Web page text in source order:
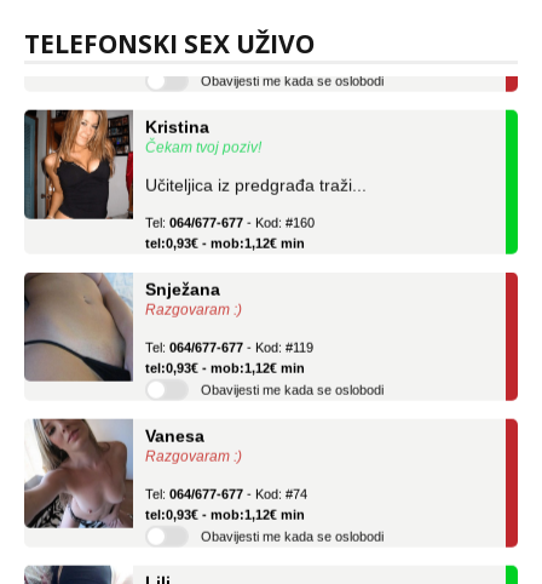
TELEFONSKI SEX UŽIVO
tel:0,93€ - mob:1,12€ min
Čekam tvoj poziv!
tel:0,93€ - mob:1,12€ min
Razgovaram :)
tel:0,93€ - mob:1,12€ min
Obavijesti me kada se oslobodi
Razgovaram :)
tel:0,93€ - mob:1,12€ min
Obavijesti me kada se oslobodi